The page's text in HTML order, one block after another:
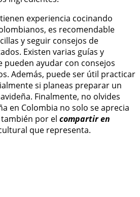
experiencia cocinando
es recomendable
y seguir consejos de
Existen varias guías y
pueden ayudar con consejos
Además, puede ser útil practicar
si planeas preparar un
Finalmente, no olvides
en Colombia no solo se aprecia
por el compartir en
que representa.